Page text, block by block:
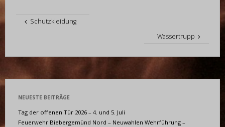
Schutzkleidung
Wassertrupp
NEUESTE BEITRÄGE
Tag der offenen Tür 2026 – 4. und 5. Juli
Feuerwehr Biebergemünd Nord – Neuwahlen Wehrführung –